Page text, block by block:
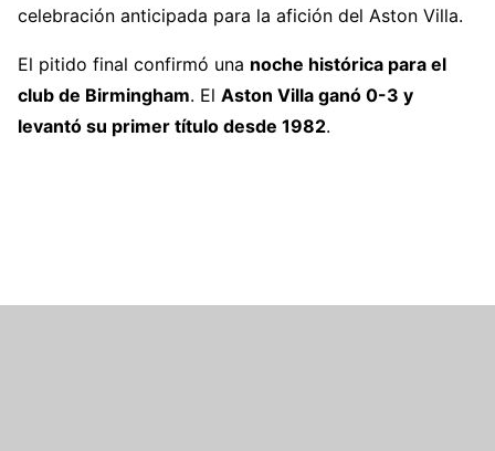
celebración anticipada para la afición del Aston Villa.
El pitido final confirmó una noche histórica para el
club de Birmingham. El Aston Villa ganó 0-3 y
levantó su primer título desde 1982.